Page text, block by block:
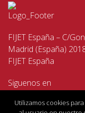
FIJET España – C/
Madrid (España)
FIJET España
Siguenos en
Utilizamos cookies